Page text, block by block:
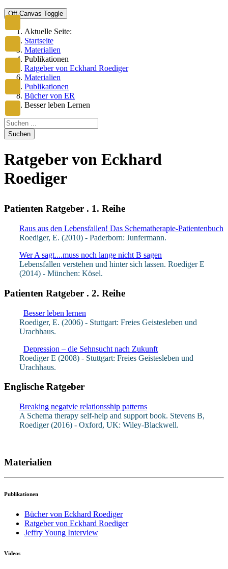
Off-Canvas Toggle
Aktuelle Seite:
Startseite
Materialien
Publikationen
Ratgeber von Eckhard Roediger
Materialien
Publikationen
Bücher von ER
Besser leben Lernen
Suchen
Ratgeber von Eckhard
Roediger
Patienten Ratgeber . 1. Reihe
Raus aus den Lebensfallen! Das Schematherapie-Patientenbuch
Roediger, E. (2010) - Paderborn: Junfermann.
Wer A sagt....muss noch lange nicht B sagen
Lebensfallen verstehen und hinter sich lassen. Roediger E
(2014) - München: Kösel.
Patienten Ratgeber . 2. Reihe
Besser leben lernen
Roediger, E. (2006) - Stuttgart: Freies Geistesleben und
Urachhaus.
Depression – die Sehnsucht nach Zukunft
Roediger E (2008) - Stuttgart: Freies Geistesleben und
Urachhaus.
Englische Ratgeber
Breaking negatvie relationsship patterns
A Schema therapy self-help and support book. Stevens B,
Roediger (2016) - Oxford, UK: Wiley-Blackwell.
Materialien
Publikationen
Bücher von Eckhard Roediger
Ratgeber von Eckhard Roediger
Jeffry Young Interview
Videos